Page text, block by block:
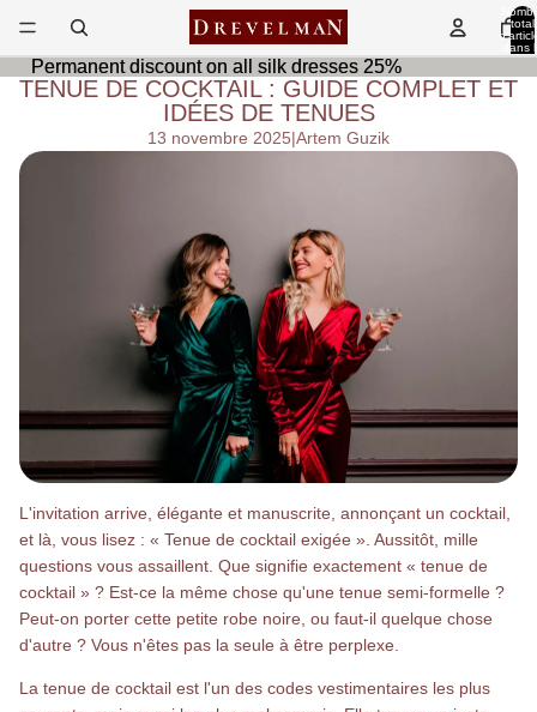
total
dans
Permanent discount on all silk dresses 25%
Permanent discount on all silk dresses 25%
TENUE DE COCKTAIL : GUIDE COMPLET ET
IDÉES DE TENUES
13 novembre 2025|Artem Guzik
L'invitation arrive, élégante et manuscrite, annonçant un cocktail,
et là, vous lisez : « Tenue de cocktail exigée ». Aussitôt, mille
questions vous assaillent. Que signifie exactement « tenue de
cocktail » ? Est-ce la même chose qu'une tenue semi-formelle ?
Peut-on porter cette petite robe noire, ou faut-il quelque chose
d'autre ? Vous n'êtes pas la seule à être perplexe.
La tenue de cocktail est l'un des codes vestimentaires les plus